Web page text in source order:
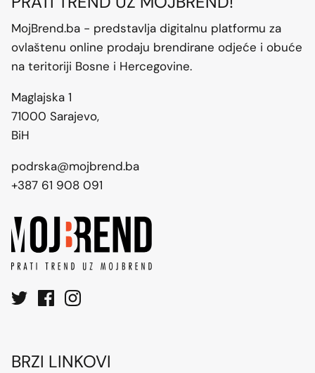
MojBrend.ba - predstavlja digitalnu platformu za
ovlaštenu online prodaju brendirane odjeće i obuće
na teritoriji Bosne i Hercegovine.
Maglajska 1
71000 Sarajevo,
BiH
podrska@mojbrend.ba
+387 61 908 091
BRZI LINKOVI